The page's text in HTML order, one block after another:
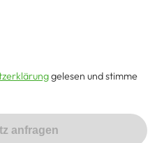
gelesen und stimme
anfragen